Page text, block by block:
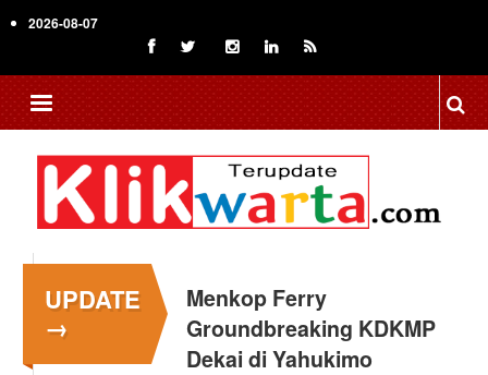
to
content
2026-08-07
UPDATE
→
Menkop Ferry
Groundbreaking KDKMP
Dekai di Yahukimo